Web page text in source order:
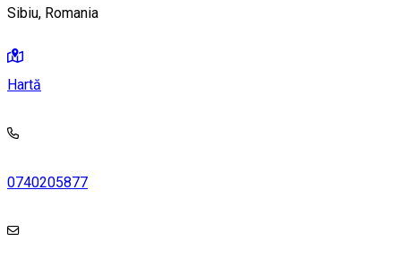
Sibiu, Romania
Hartă
0740205877